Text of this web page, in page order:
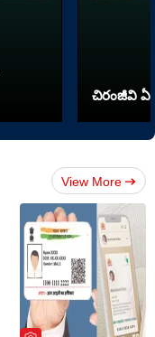
చిరంజీవి ఏ
View More